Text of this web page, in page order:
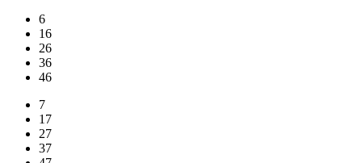
6
16
26
36
46
7
17
27
37